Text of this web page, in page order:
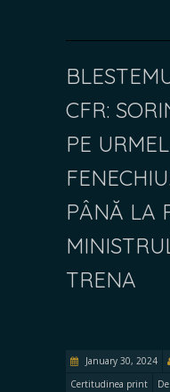
CFR:
PE
PÂNĂ LA
TRENA
January 30, 2024
Certitudinea print